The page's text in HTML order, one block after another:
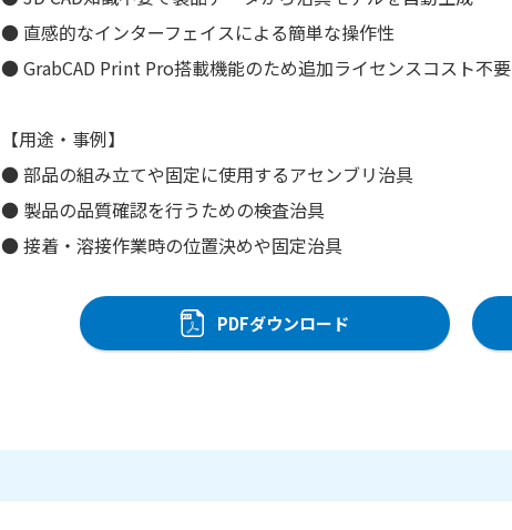
● 直感的なインターフェイスによる簡単な操作性
● GrabCAD Print Pro搭載機能のため追加ライセンスコスト不要
【用途・事例】
● 部品の組み立てや固定に使用するアセンブリ治具
● 製品の品質確認を行うための検査治具
● 接着・溶接作業時の位置決めや固定治具
PDFダウンロード